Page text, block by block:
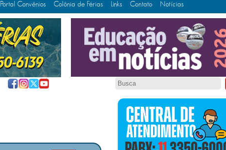
Portal Convênios Colônia de Férias Links Contato Notícias